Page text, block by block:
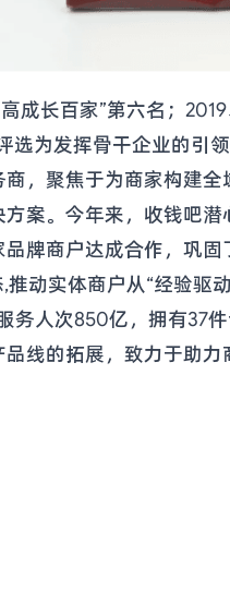
成长百家”第六名；
为发挥骨干企业的引
，聚焦于为商家构建全
案。今年来，收钱吧
牌商户达成合作，巩固
动实体商户从“经验
人次850亿，拥有37
线的拓展，致力于助